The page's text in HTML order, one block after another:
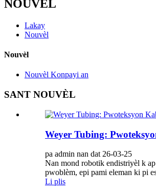
NOUVÈL
Lakay
Nouvèl
Nouvèl
Nouvèl Konpayi an
SANT NOUVÈL
Weyer Tubing:
pa admin nan dat 26-03-25
Nan mond robotik endistriyèl k
pwoblèm, epi pami eleman ki pi
Li plis